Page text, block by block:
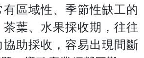
區域性、季節性缺工的
茶葉、水果採收期，往往
協助採收，容易出現間斷